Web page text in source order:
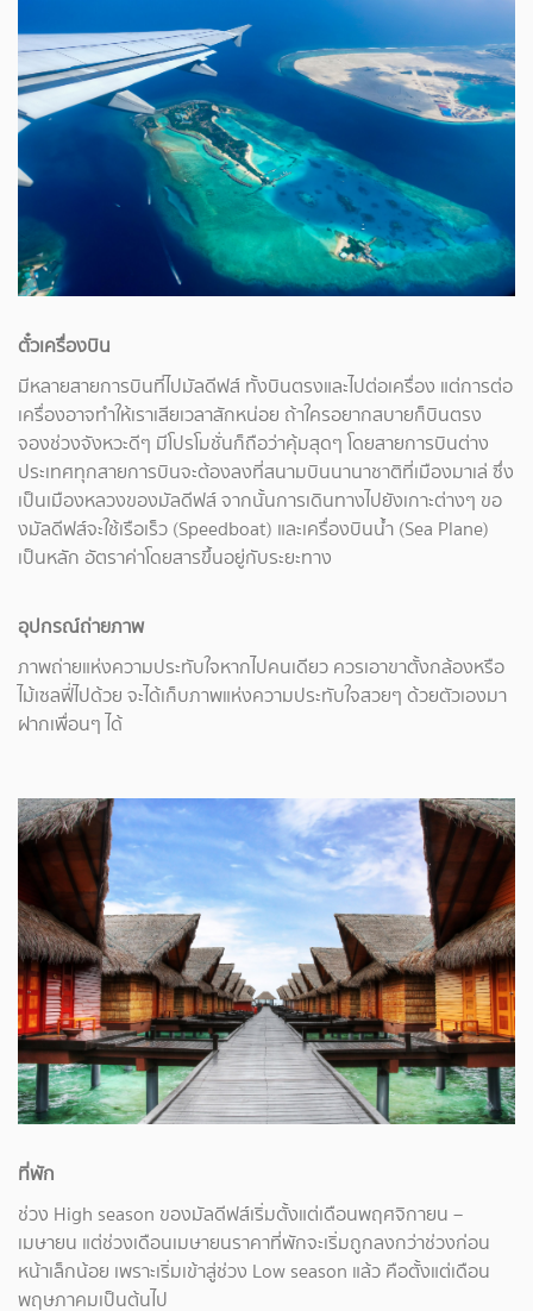
ตั๋วเครื่องบิน
มีหลายสายการบินที่ไปมัลดีฟส์ ทั้งบินตรงและไปต่อเครื่อง แต่การต่อ
เครื่องอาจทำให้เราเสียเวลาสักหน่อย ถ้าใครอยากสบายก็บินตรง
จองช่วงจังหวะดีๆ มีโปรโมชั่นก็ถือว่าคุ้มสุดๆ โดยสายการบินต่าง
ประเทศทุกสายการบินจะต้องลงที่สนามบินนานาชาติที่เมืองมาเล่ ซึ่ง
เป็นเมืองหลวงของมัลดีฟส์ จากนั้นการเดินทางไปยังเกาะต่างๆ ขอ
งมัลดีฟส์จะใช้เรือเร็ว (Speedboat) และเครื่องบินน้ำ (Sea Plane)
เป็นหลัก อัตราค่าโดยสารขึ้นอยู่กับระยะทาง
อุปกรณ์ถ่ายภาพ
ภาพถ่ายแห่งความประทับใจหากไปคนเดียว ควรเอาขาตั้งกล้องหรือ
ไม้เซลฟี่ไปด้วย จะได้เก็บภาพแห่งความประทับใจสวยๆ ด้วยตัวเองมา
ฝากเพื่อนๆ ได้
ที่พัก
ช่วง High season ของมัลดีฟส์เริ่มตั้งแต่เดือนพฤศจิกายน –
เมษายน แต่ช่วงเดือนเมษายนราคาที่พักจะเริ่มถูกลงกว่าช่วงก่อน
หน้าเล็กน้อย เพราะเริ่มเข้าสู่ช่วง Low season แล้ว คือตั้งแต่เดือน
พฤษภาคมเป็นต้นไป